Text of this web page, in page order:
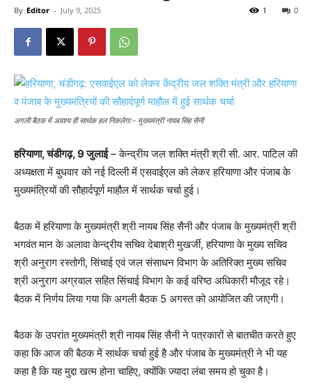
By Editor - July 9, 2025 0
1
अगली बैठक में अवश्य ही सार्थक हल निकलेगा - मुख्यमंत्री नायब सिंह सैनी
हरियाणा, चंडीगढ़, 9 जुलाई– केन्द्रीय जल शक्ति मंत्री श्री सी. आर. पाटिल की
अध्यक्षता में बुधवार को नई दिल्ली में एसवाईएल को लेकर हरियाणा और पंजाब के
मुख्यमंत्रियों की सौहार्दपूर्ण माहौल में सार्थक चर्चा हुई।
बैठक में हरियाणा के मुख्यमंत्री श्री नायब सिंह सैनी और पंजाब के मुख्यमंत्री श्री
भगवंत मान के अलावा केन्द्रीय सचिव देबाश्री मुखर्जी, हरियाणा के मुख्य सचिव
श्री अनुराग रस्तोगी, सिंचाई एवं जल संसाधन विभाग के अतिरिक्त मुख्य सचिव
श्री अनुराग अग्रवाल सहित सिंचाई विभाग के कई वरिष्ठ अधिकारी मौजूद रहे।
बैठक में निर्णय लिया गया कि अगली बैठक 5 अगस्त को आयोजित की जाएगी।
बैठक के उपरांत मुख्यमंत्री श्री नायब सिंह सैनी ने पत्रकारों से बातचीत करते हुए
कहा कि आज की बैठक में सार्थक चर्चा हुई है और पंजाब के मुख्यमंत्री ने भी यह
कहा है कि यह मुद्दा खत्म होना चाहिए, क्योंकि ज्यादा लंबा समय हो चुका है।